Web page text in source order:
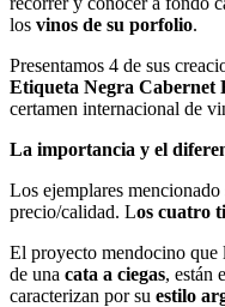
los vinos de su porfolio.
Presentamos 4 de sus
Etiqueta Negra Cabernet
certamen internacional de
La importancia y el
Los ejemplares
precio/calidad. Los cuatro
El proyecto mendocino
de una cata a ciegas, están
caracterizan por su estilo